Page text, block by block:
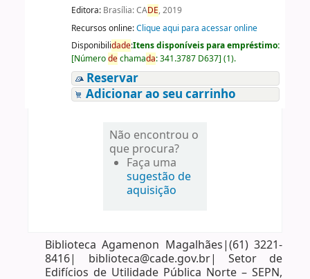
Editora: Brasília: CADE, 2019
Recursos online:Clique aqui para acessar online
Disponibilidade:Itens disponíveis para empréstimo:
[Númerodechamada:341.3787 D637] (1).
Reservar
Adicionar ao seu carrinho
Não encontrou o
que procura?
Faça uma
sugestão de
aquisição
Biblioteca Agamenon Magalhães|(61) 3221-
8416| biblioteca@cade.gov.br| Setor de
Edifícios de Utilidade Pública Norte – SEPN,